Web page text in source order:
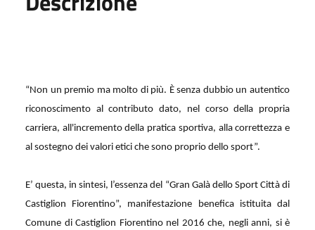
“Non un premio ma molto di più. È senza dubbio un autentico
riconoscimento al contributo dato, nel corso della propria
carriera, all'incremento della pratica sportiva, alla correttezza e
al sostegno dei valori etici che sono proprio dello sport”.
E’ questa, in sintesi, l’essenza del “Gran Galà dello Sport Città di
Castiglion Fiorentino”, manifestazione benefica istituita dal
Comune di Castiglion Fiorentino nel 2016 che, negli anni, si è